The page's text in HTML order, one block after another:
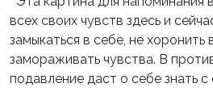
всех своих чувств здесь и
замыкаться в себе, не хоронить
замораживать чувства. В
подавление даст о себе знать